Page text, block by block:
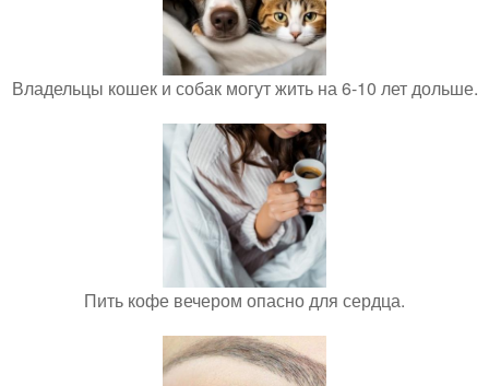
Владельцы кошек и собак могут жить на 6-10 лет дольше.
Пить кофе вечером опасно для сердца.